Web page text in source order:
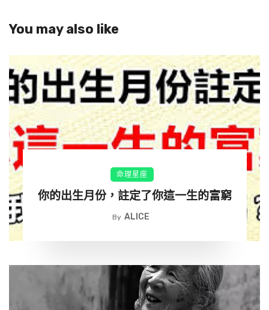
兩人結為夫婦，是前生姻緣註定的，是了緣來的。
善待彼此，千萬不要舊業未了，又添新業。別再抱怨，
你要付出更大的愛去愛對方你要明白，一切有緣眾生都
是來了緣的！
把你最好的給對方，真心欣賞對方的一言一行，讓對方
能接納你的愛。
時時醒起，一顆感恩惜緣的心，將會給自己和家人帶來
無限歡喜。
要始終保持敬畏之心，對陽光，對美，對你愛的人。夫
妻結合，有身心靈三個層次。
You may also like
命理星座
你的出生月份，註定了你這一生的富窮
By ALICE